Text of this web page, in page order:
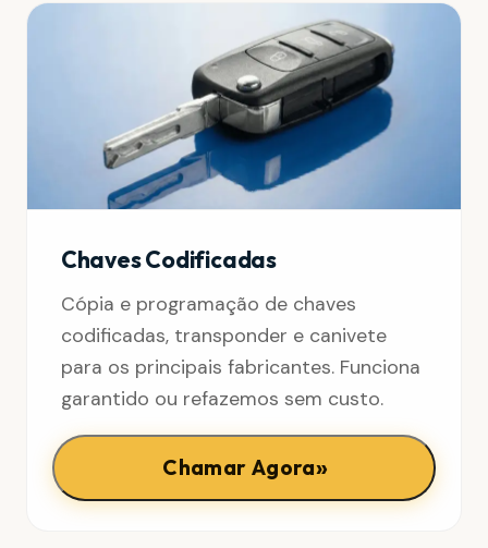
Chaves Codificadas
Cópia e programação de chaves
codificadas, transponder e canivete
para os principais fabricantes. Funciona
garantido ou refazemos sem custo.
Chamar Agora»